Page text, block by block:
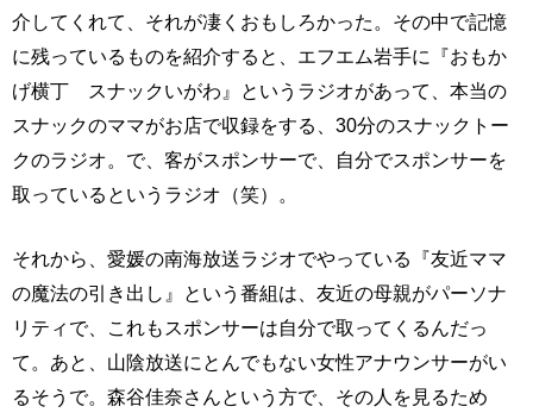
介してくれて、それが凄くおもしろかった。その中で記憶
に残っているものを紹介すると、エフエム岩手に『おもか
げ横丁 スナックいがわ』というラジオがあって、本当の
スナックのママがお店で収録をする、30分のスナックトー
クのラジオ。で、客がスポンサーで、自分でスポンサーを
取っているというラジオ（笑）。
それから、愛媛の南海放送ラジオでやっている『友近ママ
の魔法の引き出し』という番組は、友近の母親がパーソナ
リティで、これもスポンサーは自分で取ってくるんだっ
て。あと、山陰放送にとんでもない女性アナウンサーがい
るそうで。森谷佳奈さんという方で、その人を見るため